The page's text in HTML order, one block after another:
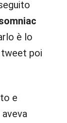
è lo
poi
e